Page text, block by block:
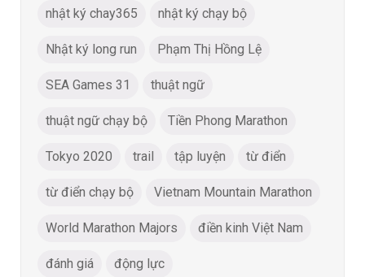
nhật ký chay365 nhật ký chạy bộ
Nhật ký long run Phạm Thị Hồng Lệ
SEA Games 31 thuật ngữ
thuật ngữ chạy bộ Tiền Phong Marathon
Tokyo 2020 trail tập luyện từ điển
từ điển chạy bộ Vietnam Mountain Marathon
World Marathon Majors điền kinh Việt Nam
đánh giá động lực